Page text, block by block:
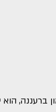
ברעננה,